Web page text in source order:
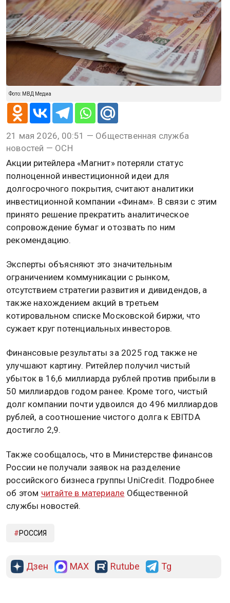
Фото: МВД Медиа
21 мая 2026, 00:51 — Общественная служба
новостей — ОСН
Акции ритейлера «Магнит» потеряли статус
полноценной инвестиционной идеи для
долгосрочного покрытия, считают аналитики
инвестиционной компании «Финам». В связи с этим
принято решение прекратить аналитическое
сопровождение бумаг и отозвать по ним
рекомендацию.
Эксперты объясняют это значительным
ограничением коммуникации с рынком,
отсутствием стратегии развития и дивидендов, а
также нахождением акций в третьем
котировальном списке Московской биржи, что
сужает круг потенциальных инвесторов.
Финансовые результаты за 2025 год также не
улучшают картину. Ритейлер получил чистый
убыток в 16,6 миллиарда рублей против прибыли в
50 миллиардов годом ранее. Кроме того, чистый
долг компании почти удвоился до 496 миллиардов
рублей, а соотношение чистого долга к EBITDA
достигло 2,9.
Также сообщалось, что в Министерстве финансов
России не получали заявок на разделение
российского бизнеса группы UniCredit. Подробнее
об этом читайте в материале Общественной
службы новостей.
РОССИЯ
Дзен MAX Rutube Tg